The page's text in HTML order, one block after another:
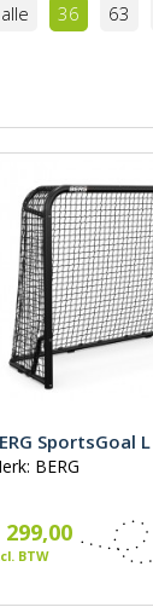
36 63
SportsGoal L
BERG
299,00
BTW